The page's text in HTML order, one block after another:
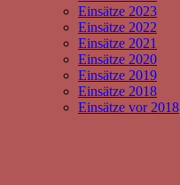
Einsätze 2023
Einsätze 2022
Einsätze 2021
Einsätze 2020
Einsätze 2019
Einsätze 2018
Einsätze vor 2018